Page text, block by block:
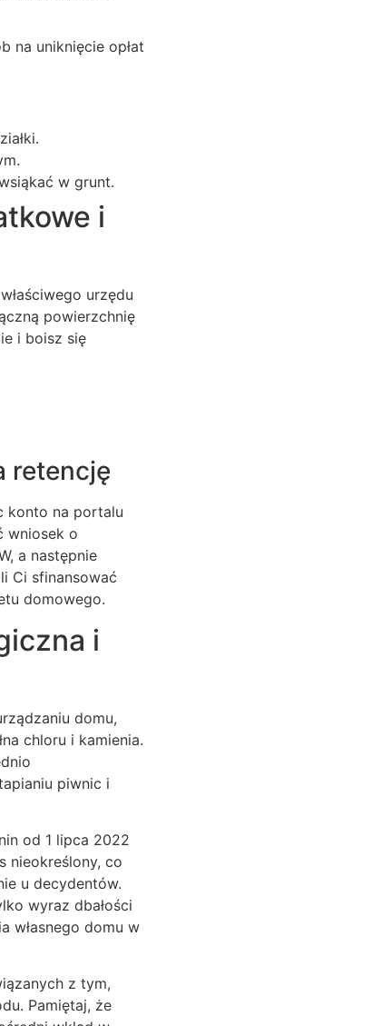
na uniknięcie opłat
w grunt.
i
urzędu
powierzchnię
i boisz się
retencję
konto na portalu
wniosek o
a następnie
Ci sfinansować
domowego.
i
domu,
chloru i kamienia.
piwnic i
od 1 lipca 2022
nieokreślony, co
u decydentów.
wyraz dbałości
własnego domu w
z tym,
Pamiętaj, że